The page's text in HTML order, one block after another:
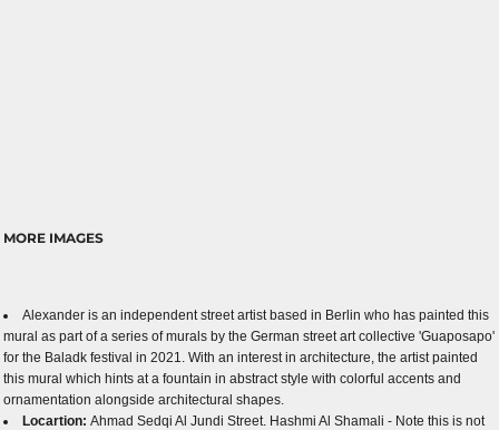
MORE IMAGES
Alexander is an independent street artist based in Berlin who has painted this
mural as part of a series of murals by the German street art collective 'Guaposapo'
for the Baladk festival in 2021. With an interest in architecture, the artist painted
this mural which hints at a fountain in abstract style with colorful accents and
ornamentation alongside architectural shapes.
Locartion: Ahmad Sedqi Al Jundi Street. Hashmi Al Shamali - Note this is not